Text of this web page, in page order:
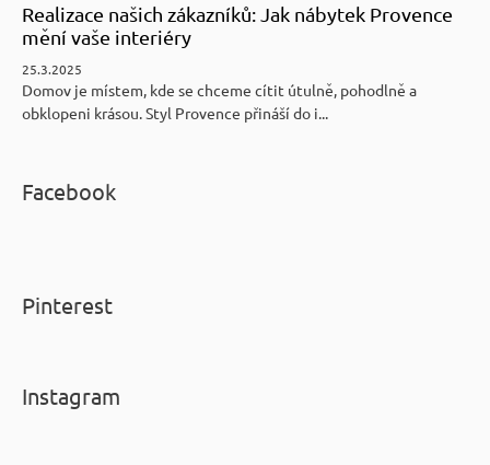
Realizace našich zákazníků: Jak nábytek Provence
mění vaše interiéry
25.3.2025
Domov je místem, kde se chceme cítit útulně, pohodlně a
obklopeni krásou. Styl Provence přináší do i...
Facebook
Pinterest
Instagram